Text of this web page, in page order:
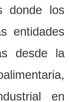
donde los
entidades
desde la
en